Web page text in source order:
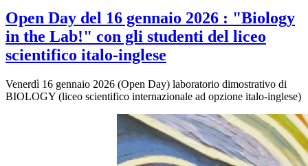
Open Day del 16 gennaio 2026 : "Biology
in the Lab!" con gli studenti del liceo
scientifico italo-inglese
Venerdì 16 gennaio 2026 (Open Day) laboratorio dimostrativo di
BIOLOGY (liceo scientifico internazionale ad opzione italo-inglese)